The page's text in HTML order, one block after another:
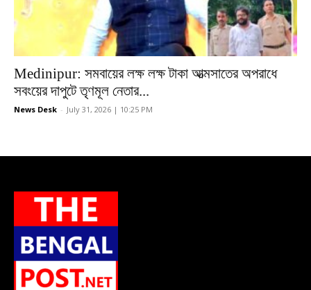
Medinipur: সমবায়ের লক্ষ লক্ষ টাকা আত্মসাতের অপরাধে
সবংয়ের দাপুটে তৃণমূল নেতার...
News Desk - July 31, 2026 | 10:25 PM